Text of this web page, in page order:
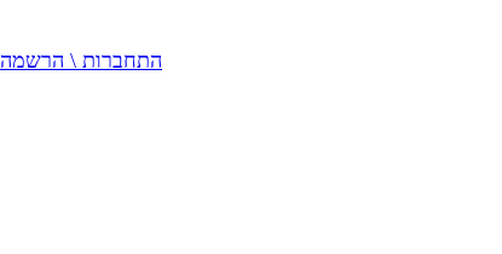
התחברות \ הרשמה